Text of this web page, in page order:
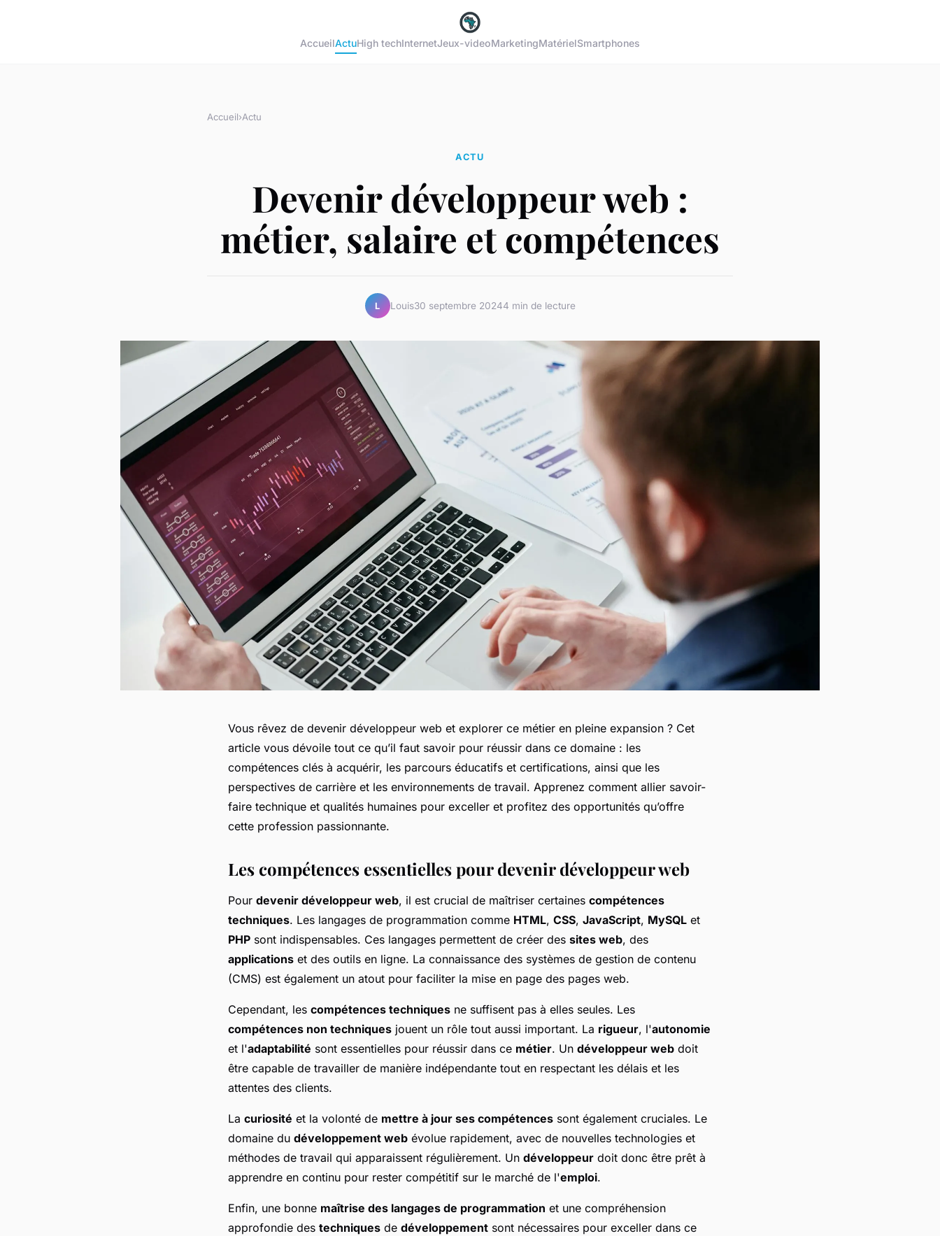
AccueilActuHigh techInternetJeux-videoMarketingMatérielSmartphones
Accueil›Actu
ACTU
Devenir développeur web :
métier, salaire et compétences
L Louis30 septembre 20244 min de lecture
Vous rêvez de devenir développeur web et explorer ce métier en pleine expansion ? Cet
article vous dévoile tout ce qu’il faut savoir pour réussir dans ce domaine : les
compétences clés à acquérir, les parcours éducatifs et certifications, ainsi que les
perspectives de carrière et les environnements de travail. Apprenez comment allier savoir-
faire technique et qualités humaines pour exceller et profitez des opportunités qu’offre
cette profession passionnante.
Les compétences essentielles pour devenir développeur web
Pour devenir développeur web, il est crucial de maîtriser certaines compétences
techniques. Les langages de programmation comme HTML, CSS, JavaScript, MySQL et
PHP sont indispensables. Ces langages permettent de créer des sites web, des
applications et des outils en ligne. La connaissance des systèmes de gestion de contenu
(CMS) est également un atout pour faciliter la mise en page des pages web.
Cependant, les compétences techniques ne suffisent pas à elles seules. Les
compétences non techniques jouent un rôle tout aussi important. La rigueur, l'autonomie
et l'adaptabilité sont essentielles pour réussir dans ce métier. Un développeur web doit
être capable de travailler de manière indépendante tout en respectant les délais et les
attentes des clients.
La curiosité et la volonté de mettre à jour ses compétences sont également cruciales. Le
domaine du développement web évolue rapidement, avec de nouvelles technologies et
méthodes de travail qui apparaissent régulièrement. Un développeur doit donc être prêt à
apprendre en continu pour rester compétitif sur le marché de l'emploi.
Enfin, une bonne maîtrise des langages de programmation et une compréhension
approfondie des techniques de développement sont nécessaires pour exceller dans ce